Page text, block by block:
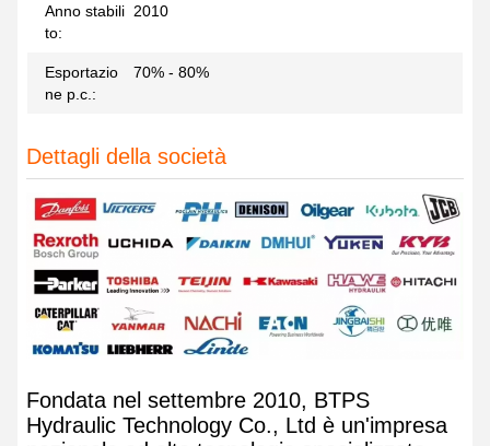
Anno stabili
to:
2010
Esportazio
ne p.c.:
70% - 80%
Dettagli della società
Fondata nel settembre 2010, BTPS
Hydraulic Technology Co., Ltd è un'impresa